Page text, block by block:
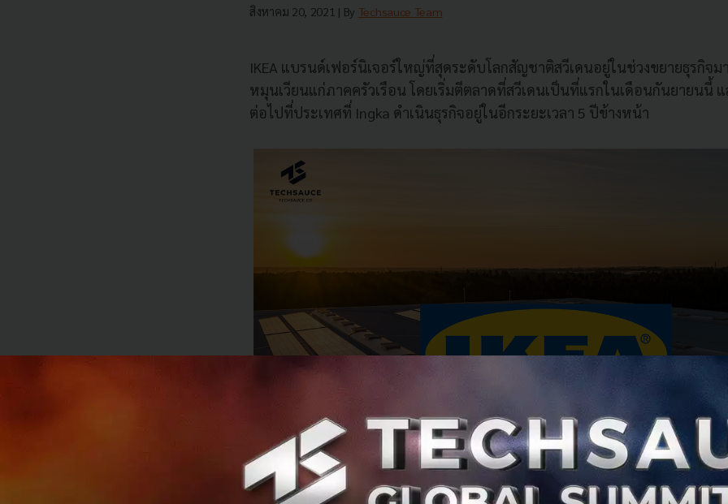
สิงหาคม 20, 2021 | By Techsauce Team
IKEA แบรนด์เฟอร์นิเจอร์ใหญ่ที่สุดระดับโลกสัญชาติสวีเดนอยู่ในช่วงขยายธุรกิจม
หมุนเวียนแก่ภาคครัวเรือน โดยเริ่มตีตลาดที่สวีเดนเป็นที่แรกในเดือนกันยายนนี้
ต่อไปที่ประเทศที่ Ingka ดำเนินธุรกิจอยู่ในอีกระยะเวลา 5 ปีข้างหน้า